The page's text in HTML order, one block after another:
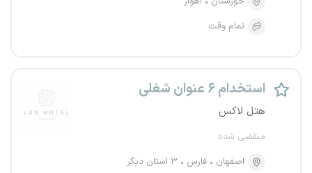
تمام وقت
استخدام ۶ عنوان شغلی
هتل لاکس
منقضی شده
اصفهان
فارس
۳ استان دیگر